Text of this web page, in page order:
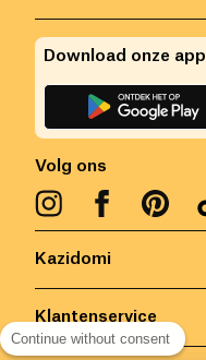
Kazidomi
Klantenservice
Volg ons
Download onze app
Continue without consent